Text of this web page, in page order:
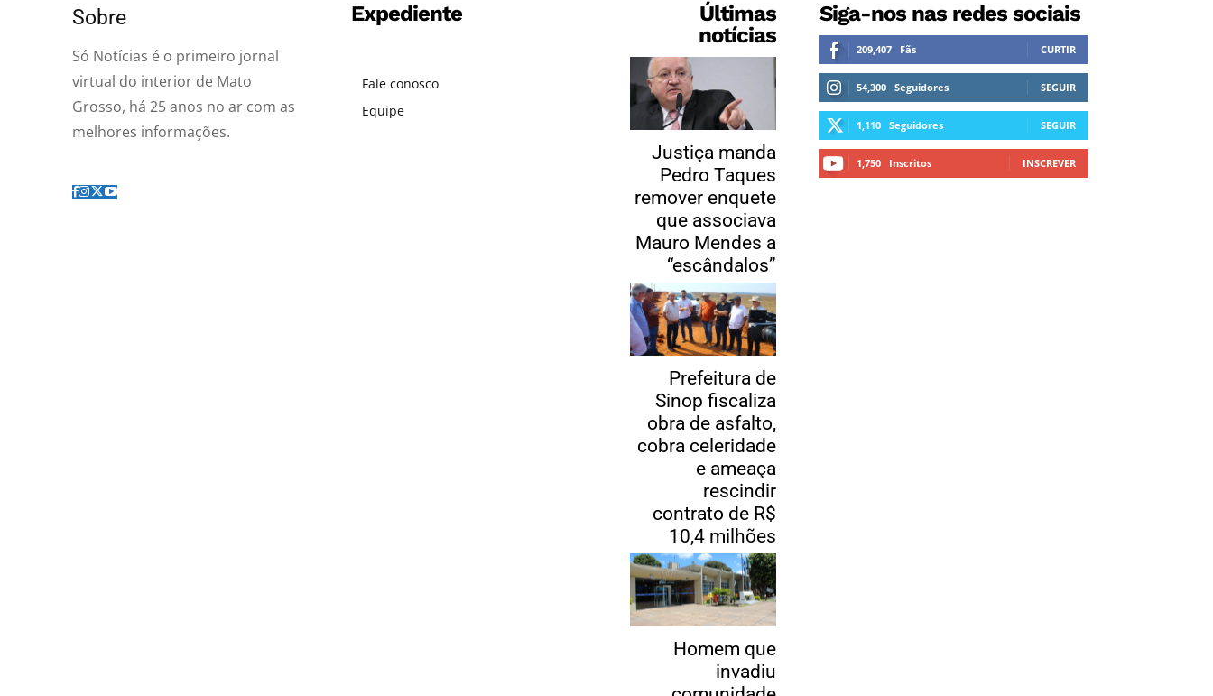
Sobre
Só Notícias é o primeiro jornal
virtual do interior de Mato
Grosso, há 25 anos no ar com as
melhores informações.
Expediente
Fale conosco
Equipe
Últimas
notícias
Justiça manda
Pedro Taques
remover enquete
que associava
Mauro Mendes a
“escândalos”
Prefeitura de
Sinop fiscaliza
obra de asfalto,
cobra celeridade
e ameaça
rescindir
contrato de R$
10,4 milhões
Homem que
invadiu
Siga-nos nas redes sociais
209,407 Fãs CURTIR
54,300 Seguidores SEGUIR
1,110 Seguidores SEGUIR
1,750 Inscritos INSCREVER